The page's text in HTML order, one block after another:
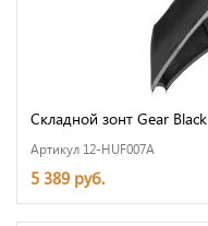
Складной зонт Gear Black
Артикул 12-HUF007A
5 389 руб.